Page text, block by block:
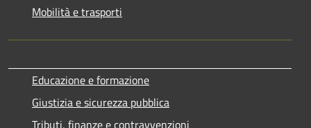
Mobilità e trasporti
Educazione e formazione
Giustizia e sicurezza pubblica
Tributi, finanze e contravvenzioni